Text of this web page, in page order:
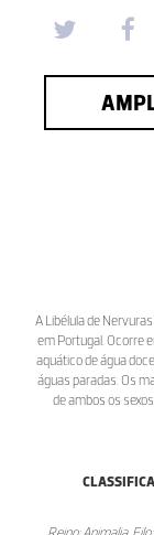
A Libélula de
em Portugal. Ocorre
aquático de água
águas paradas. Os
de ambos os